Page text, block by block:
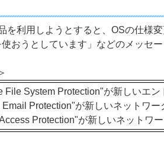
を利用しようとすると、OSの仕様
使おうとしています」などのメッセ
File System Protection"が新しいエ
Email Protection"が新しいネットワ
Protection"が新しいネットワ